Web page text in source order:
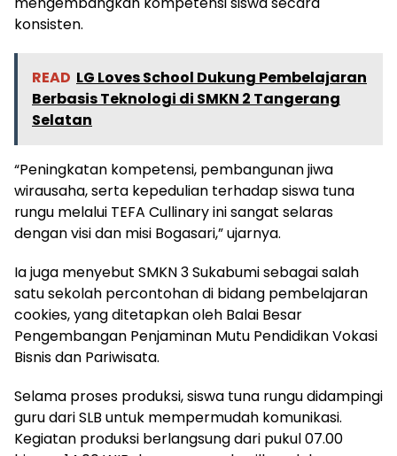
konsisten.
READ LG Loves School Dukung Pembelajaran
Berbasis Teknologi di SMKN 2 Tangerang
Selatan
“Peningkatan kompetensi, pembangunan jiwa
wirausaha, serta kepedulian terhadap siswa tuna
rungu melalui TEFA Cullinary ini sangat selaras
dengan visi dan misi Bogasari,” ujarnya.
Ia juga menyebut SMKN 3 Sukabumi sebagai salah
satu sekolah percontohan di bidang pembelajaran
cookies, yang ditetapkan oleh Balai Besar
Pengembangan Penjaminan Mutu Pendidikan Vokasi
Bisnis dan Pariwisata.
Selama proses produksi, siswa tuna rungu didampingi
guru dari SLB untuk mempermudah komunikasi.
Kegiatan produksi berlangsung dari pukul 07.00